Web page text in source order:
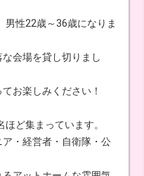
男性22歳～36歳になりま
会場を貸し切りまし
お楽しみください！
ど集まっています。
・経営者・自衛隊・公